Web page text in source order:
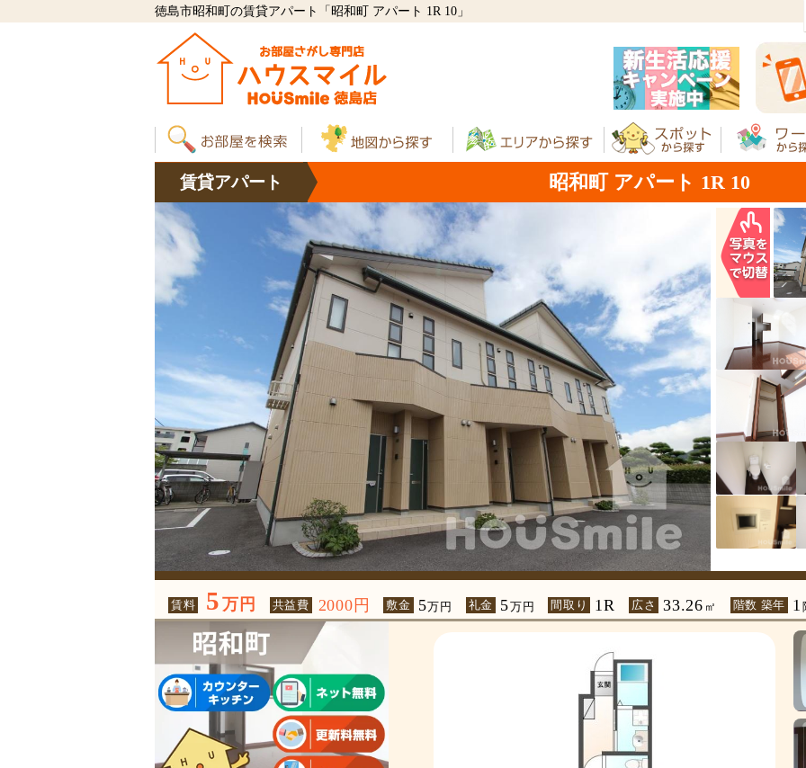
徳島市昭和町の賃貸アパート「昭和町 アパート 1R 10」
賃貸アパート 昭和町 アパート 1R 10
賃料 5 万円 共益費 2000円 敷金 5万円 礼金 5 万円 間取り 1R 広さ 33.26 ㎡ 階数 築年 1